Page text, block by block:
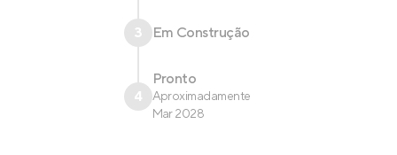
3 Em Construção
4
Pronto
Aproximadamente
Mar 2028